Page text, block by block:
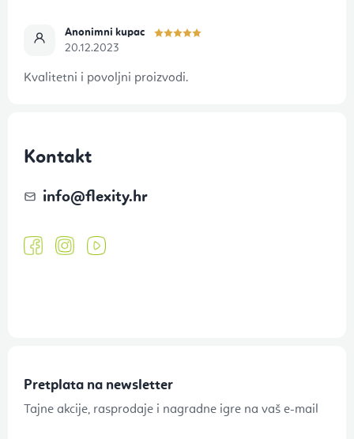
Anonimni kupac
20.12.2023
Kvalitetni i povoljni proizvodi.
Kontakt
info@flexity.hr
Pretplata na newsletter
Tajne akcije, rasprodaje i nagradne igre na vaš e-mail